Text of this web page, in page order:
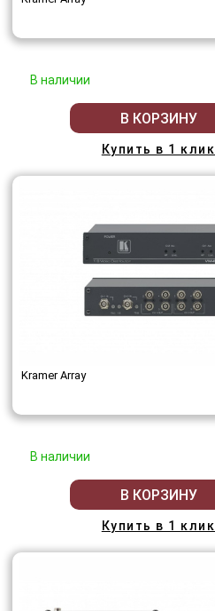
В наличии
В КОРЗИНУ
Купить в 1 клик
Kramer Array
В наличии
В КОРЗИНУ
Купить в 1 клик